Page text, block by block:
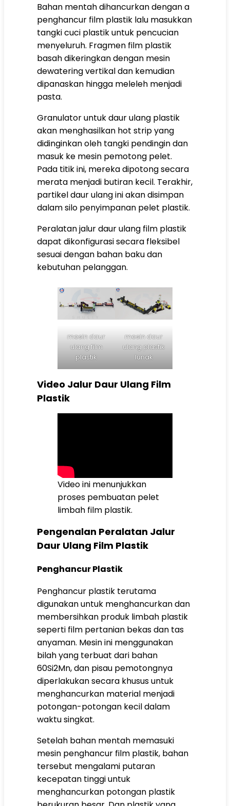
Bahan mentah dihancurkan dengan a
penghancur film plastik lalu masukkan
tangki cuci plastik untuk pencucian
menyeluruh. Fragmen film plastik
basah dikeringkan dengan mesin
dewatering vertikal dan kemudian
dipanaskan hingga meleleh menjadi
pasta.
Granulator untuk daur ulang plastik
akan menghasilkan hot strip yang
didinginkan oleh tangki pendingin dan
masuk ke mesin pemotong pelet.
Pada titik ini, mereka dipotong secara
merata menjadi butiran kecil. Terakhir,
partikel daur ulang ini akan disimpan
dalam silo penyimpanan pelet plastik.
Peralatan jalur daur ulang film plastik
dapat dikonfigurasi secara fleksibel
sesuai dengan bahan baku dan
kebutuhan pelanggan.
mesin daur
ulang film
plastik
mesin daur
ulang plastik
lunak
Video Jalur Daur Ulang Film
Plastik
Video ini menunjukkan
proses pembuatan pelet
limbah film plastik.
Pengenalan Peralatan Jalur
Daur Ulang Film Plastik
Penghancur Plastik
Penghancur plastik terutama
digunakan untuk menghancurkan dan
membersihkan produk limbah plastik
seperti film pertanian bekas dan tas
anyaman. Mesin ini menggunakan
bilah yang terbuat dari bahan
60Si2Mn, dan pisau pemotongnya
diperlakukan secara khusus untuk
menghancurkan material menjadi
potongan-potongan kecil dalam
waktu singkat.
Setelah bahan mentah memasuki
mesin penghancur film plastik, bahan
tersebut mengalami putaran
kecepatan tinggi untuk
menghancurkan potongan plastik